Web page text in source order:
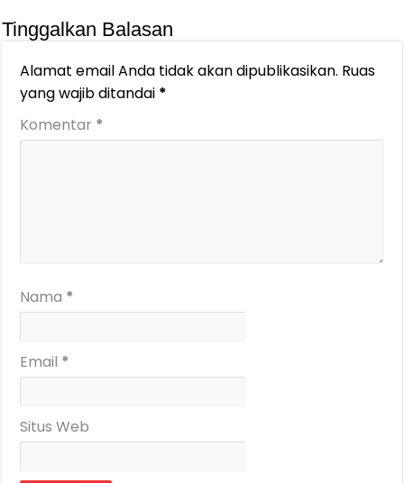
Tinggalkan Balasan
Alamat email Anda tidak akan dipublikasikan. Ruas
yang wajib ditandai *
Komentar *
Nama *
Email *
Situs Web